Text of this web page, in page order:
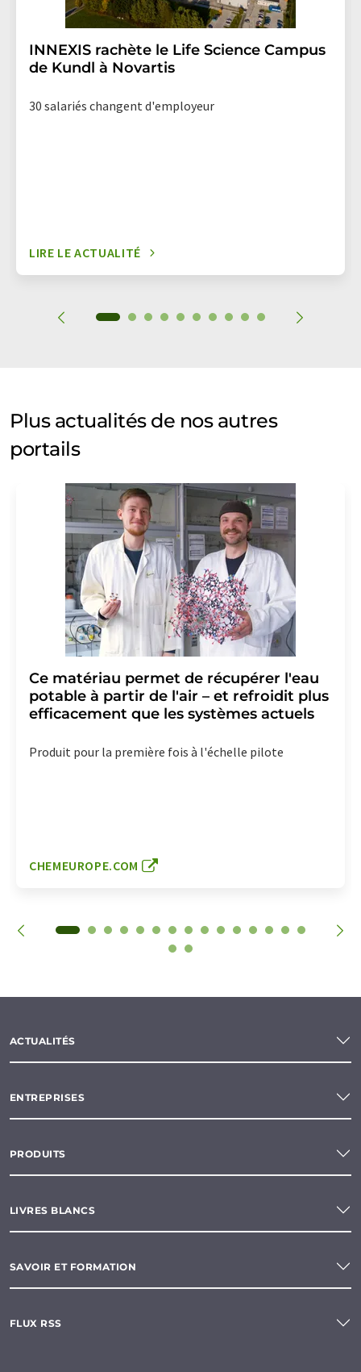
INNEXIS rachète le Life Science Campus
de Kundl à Novartis
30 salariés changent d'employeur
LIRE LE ACTUALITÉ
Plus actualités de nos autres
portails
Ce matériau permet de récupérer l'eau
potable à partir de l'air – et refroidit plus
efficacement que les systèmes actuels
Produit pour la première fois à l'échelle pilote
CHEMEUROPE.COM
ACTUALITÉS
ENTREPRISES
PRODUITS
LIVRES BLANCS
SAVOIR ET FORMATION
FLUX RSS